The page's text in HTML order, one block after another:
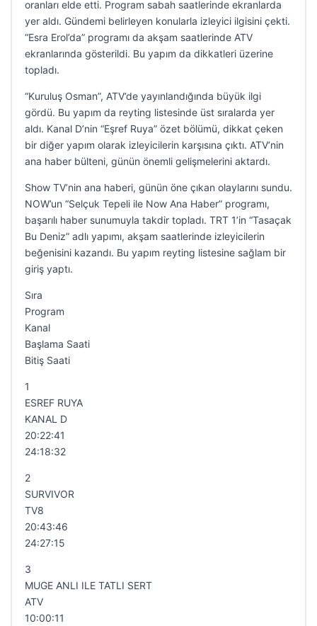
oranları elde etti. Program sabah saatlerinde ekranlarda
yer aldı. Gündemi belirleyen konularla izleyici ilgisini çekti.
“Esra Erol’da” programı da akşam saatlerinde ATV
ekranlarında gösterildi. Bu yapım da dikkatleri üzerine
topladı.
“Kuruluş Osman”, ATV’de yayınlandığında büyük ilgi
gördü. Bu yapım da reyting listesinde üst sıralarda yer
aldı. Kanal D’nin “Eşref Ruya” özet bölümü, dikkat çeken
bir diğer yapım olarak izleyicilerin karşısına çıktı. ATV’nin
ana haber bülteni, günün önemli gelişmelerini aktardı.
Show TV’nin ana haberi, günün öne çıkan olaylarını sundu.
NOW’un “Selçuk Tepeli ile Now Ana Haber” programı,
başarılı haber sunumuyla takdir topladı. TRT 1’in “Tasaçak
Bu Deniz” adlı yapımı, akşam saatlerinde izleyicilerin
beğenisini kazandı. Bu yapım reyting listesine sağlam bir
giriş yaptı.
Sıra
Program
Kanal
Başlama Saati
Bitiş Saati
1
ESREF RUYA
KANAL D
20:22:41
24:18:32
2
SURVIVOR
TV8
20:43:46
24:27:15
3
MUGE ANLI ILE TATLI SERT
ATV
10:00:11